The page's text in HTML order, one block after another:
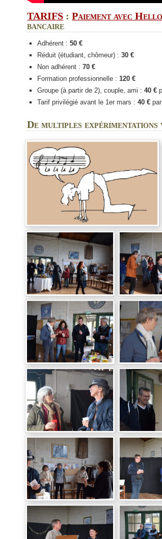
TARIFS :Paiement avec
bancaire
Adhérent : 50 €
Réduit (étudiant, chômeur) : 30 €
Non adhérent : 70 €
Formation professionnelle : 120 €
Groupe (à partir de 2), couple, ami : 40 €
Tarif privilégié avant le 1er mars : 40 €par
De multiples
Rentrée
MUS'icale saison
2026-2027
Rendez-vous DIMANCHE
6 SEPTEMBRE 2026 à
Rentrée en Fête
d’Orléans Place du
Martroi (zone Z1,
emplacement 16) sur le
stand …
Lire la suite→
octobre
mettez
en
1er stage
chacun,
la voix,
ou simple
invité un
Lire la suite→